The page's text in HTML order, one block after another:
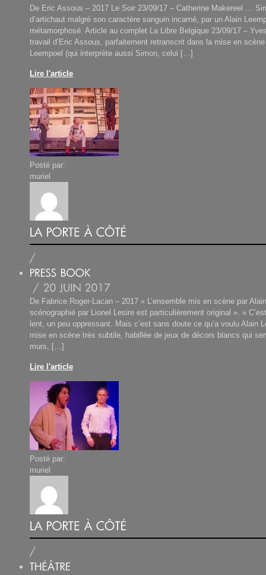
De Eric Assous – 2017 Le Soir 23/09/17 – Catherine Makereel …
d’artichaut malgré son caractère sanguin incarné, par un Alain
métamorphosé. Article au complet La Libre Belgique 23/09/17 –
travail d’Eric Assous, parfaitement retranscrit dans la mise en
Leempoel (qui interprète aussi Simon, celui […]
Lire l'article
Posté par:
muriel
De Fabrice Roger-Lacan – 2017 « L’ensemble mis en scène par
scénographié par Lionel Lesire est particulièrement original ». «
lent, un peu oppressant. Mais c’est sans doute ce qu’a voulu Alain
mise en scène très subtile, habillée de jeux de décors blancs qui
murs, […]
Lire l'article
Posté par:
muriel